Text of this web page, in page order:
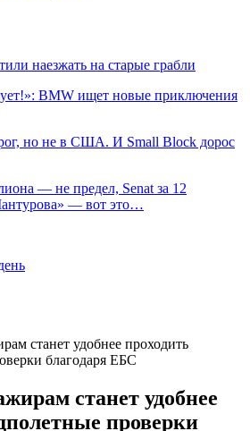
наезжать на старые грабли
BMW ищет новые приключения
но не в США. И Small Block дорос
— не предел, Senat за 12
— вот это…
станет удобнее проходить
благодаря ЕБС
станет удобнее
проверки